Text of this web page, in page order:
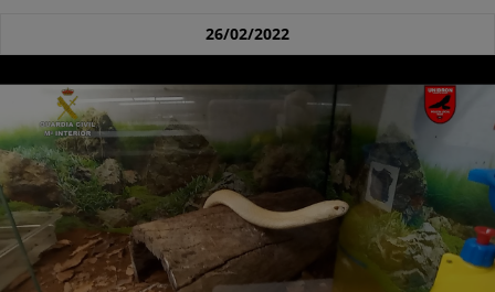
26/02/2022